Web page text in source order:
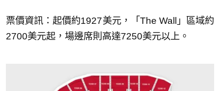
票價資訊：起價約1927美元，「The Wall」區域約
2700美元起，場邊席則高達7250美元以上。